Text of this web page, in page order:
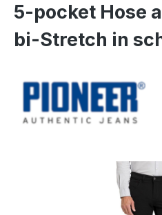
5-pocket Hose
bi-Stretch in
Bildergalerie überspringen